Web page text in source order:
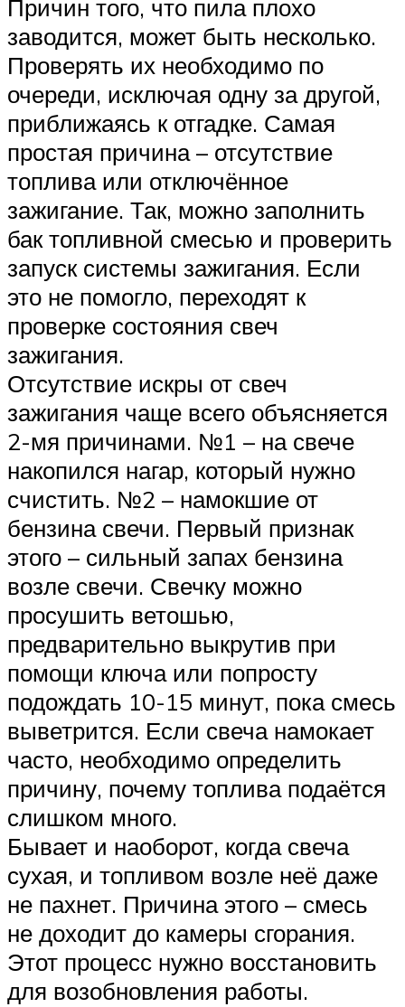
Причин того, что пила плохо
заводится, может быть несколько.
Проверять их необходимо по
очереди, исключая одну за другой,
приближаясь к отгадке. Самая
простая причина – отсутствие
топлива или отключённое
зажигание. Так, можно заполнить
бак топливной смесью и проверить
запуск системы зажигания. Если
это не помогло, переходят к
проверке состояния свеч
зажигания.
Отсутствие искры от свеч
зажигания чаще всего объясняется
2-мя причинами. №1 – на свече
накопился нагар, который нужно
счистить. №2 – намокшие от
бензина свечи. Первый признак
этого – сильный запах бензина
возле свечи. Свечку можно
просушить ветошью,
предварительно выкрутив при
помощи ключа или попросту
подождать 10-15 минут, пока смесь
выветрится. Если свеча намокает
часто, необходимо определить
причину, почему топлива подаётся
слишком много.
Бывает и наоборот, когда свеча
сухая, и топливом возле неё даже
не пахнет. Причина этого – смесь
не доходит до камеры сгорания.
Этот процесс нужно восстановить
для возобновления работы.